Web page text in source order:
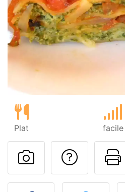
Plat facile
Publier